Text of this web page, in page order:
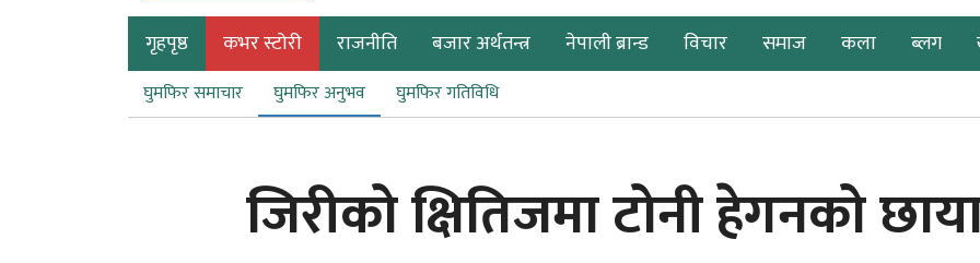
गृहपृष्ठ कभर स्टोरी राजनीति बजार अर्थतन्त्र नेपाली ब्रान्ड विचार समाज कला ब्लग
घुमफिर समाचार घुमफिर अनुभव घुमफिर गतिविधि
जिरीको क्षितिजमा टोनी हेगनको